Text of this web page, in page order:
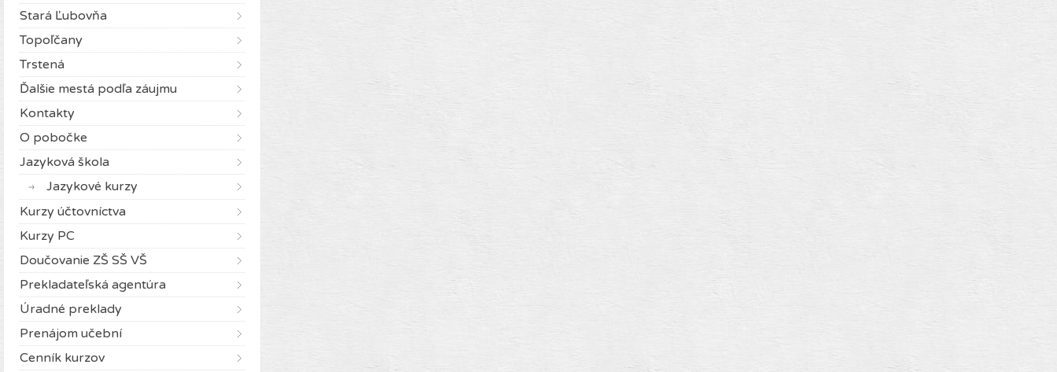
Stará Ľubovňa
Topoľčany
Trstená
Ďalšie mestá podľa záujmu
Kontakty
O pobočke
Jazyková škola
Jazykové kurzy
Kurzy účtovníctva
Kurzy PC
Doučovanie ZŠ SŠ VŠ
Prekladateľská agentúra
Úradné preklady
Prenájom učební
Cenník kurzov